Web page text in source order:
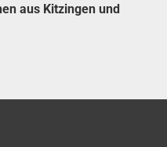
aus Kitzingen und